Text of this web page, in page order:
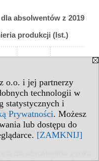
o.o. i jej partnerzy
technologii w
statystycznych i
Prywatności. Możesz
lub dostępu do
[ZAMKNIJ]
absolwentów z 2019
produkcji (Ist.)
w IV roku w V roku